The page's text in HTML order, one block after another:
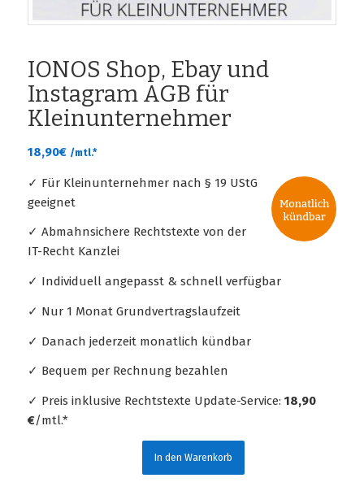
IONOS Shop, Ebay und
Instagram AGB für
Kleinunternehmer
18,90€ /mtl.*
✓ Für Kleinunternehmer nach § 19 UStG
geeignet
✓ Abmahnsichere Rechtstexte von der
IT-Recht Kanzlei
✓ Individuell angepasst & schnell verfügbar
✓ Nur 1 Monat Grundvertragslaufzeit
✓ Danach jederzeit monatlich kündbar
✓ Bequem per Rechnung bezahlen
✓ Preis inklusive Rechtstexte Update-Service: 18,90
€/mtl.*
In den Warenkorb